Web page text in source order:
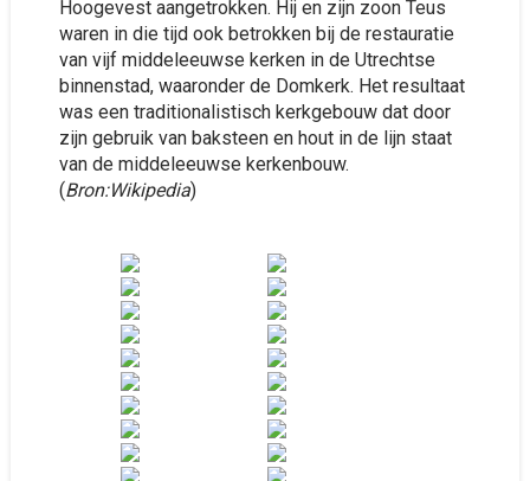
Hoogevest aangetrokken. Hij en zijn zoon Teus
waren in die tijd ook betrokken bij de restauratie
van vijf middeleeuwse kerken in de Utrechtse
binnenstad, waaronder de Domkerk. Het resultaat
was een traditionalistisch kerkgebouw dat door
zijn gebruik van baksteen en hout in de lijn staat
van de middeleeuwse kerkenbouw.
(Bron:Wikipedia)